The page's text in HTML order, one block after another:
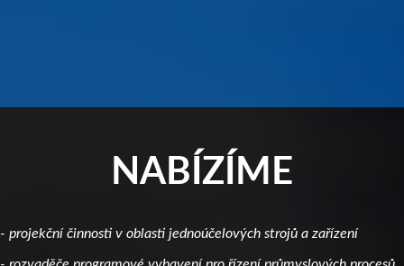
NABÍZÍME
- projekční činnosti v oblasti jednoúčelových strojů a zařízení